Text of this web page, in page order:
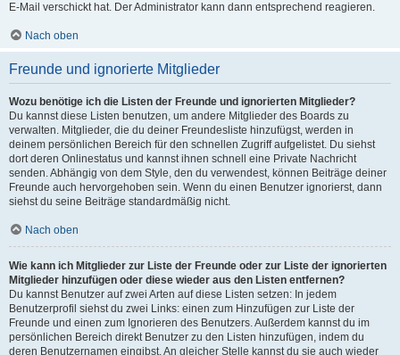
E-Mail verschickt hat. Der Administrator kann dann entsprechend reagieren.
Nach oben
Freunde und ignorierte Mitglieder
Wozu benötige ich die Listen der Freunde und ignorierten Mitglieder?
Du kannst diese Listen benutzen, um andere Mitglieder des Boards zu
verwalten. Mitglieder, die du deiner Freundesliste hinzufügst, werden in
deinem persönlichen Bereich für den schnellen Zugriff aufgelistet. Du siehst
dort deren Onlinestatus und kannst ihnen schnell eine Private Nachricht
senden. Abhängig von dem Style, den du verwendest, können Beiträge deiner
Freunde auch hervorgehoben sein. Wenn du einen Benutzer ignorierst, dann
siehst du seine Beiträge standardmäßig nicht.
Nach oben
Wie kann ich Mitglieder zur Liste der Freunde oder zur Liste der ignorierten
Mitglieder hinzufügen oder diese wieder aus den Listen entfernen?
Du kannst Benutzer auf zwei Arten auf diese Listen setzen: In jedem
Benutzerprofil siehst du zwei Links: einen zum Hinzufügen zur Liste der
Freunde und einen zum Ignorieren des Benutzers. Außerdem kannst du im
persönlichen Bereich direkt Benutzer zu den Listen hinzufügen, indem du
deren Benutzernamen eingibst. An gleicher Stelle kannst du sie auch wieder